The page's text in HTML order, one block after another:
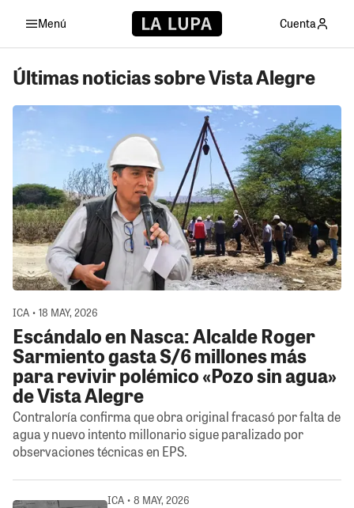
Menú Cuenta
Últimas noticias sobre Vista Alegre
ICA • 18 MAY, 2026
Escándalo en Nasca: Alcalde Roger
Sarmiento gasta S/6 millones más
para revivir polémico «Pozo sin agua»
de Vista Alegre
Contraloría confirma que obra original fracasó por falta de
agua y nuevo intento millonario sigue paralizado por
observaciones técnicas en EPS.
ICA • 8 MAY, 2026